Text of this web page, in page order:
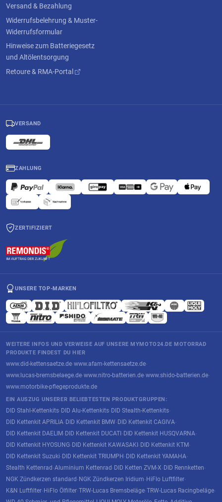
Versand & Bezahlung
Widerrufsbelehrung & Muster-
Widerrufsformular
Hinweise zum Batteriegesetz
und Altölentsorgung
Retoure & RMA-Portal
VERSAND
ZAHLUNG
ZERTIFIZIERT
UNSERE TOP-MARKEN
WEITERE INFOS UND VERWEISE AUF UNSERE MYMOTO24.DE MOTORRAD
PRODUKTE FINDEST DU HIER
www.did-kettensaetze.de·www.afam-kettensaetze.de·
www.lucas-bremsbelaege.de·www.nitro-batterien.de·www.shido-batterien.de·
www.motorbike-pflegeprodukte.de
EIN AUSZUG UNSERER BELIEBTESTEN PRODUKTGRUPPEN:
DID Stahl-Kettenkits· DID Alu-Kettenkits· DID Stealth-Kettenkits·
DID Kettenkit APRILIA· DID Kettenkit BMW· DID Kettenkit CAGIVA·
DID Kettenkit DAELIM· DID Kettenkit DUCATI· DID Kettenkit HUSQVARNA·
DID Kettenkit HYOSUNG· DID Kettenkit KAWASAKI· DID Kettenkit KTM·
DID Kettenkit Suzuki· DID Kettenkit TRIUMPH· DID Kettenkit YAMAHA·
Stealth Kettenrad·Aluminium Kettenrad· DID Ketten ZVM-X· DID Rennketten·
NGK Zündkerzen standard· NGK Zündkerzen Iridium· HiFlo Luftfilter·
K&N Luftfilter· HiFlo Ölfilter·TRW-Lucas Bremsbeläge·TRW-Lucas Racingbeläge·